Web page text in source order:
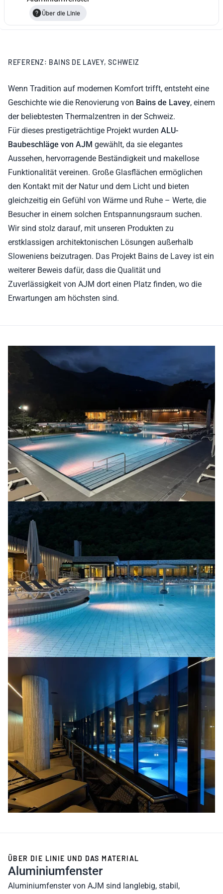
Über die Linie
REFERENZ: BAINS DE LAVEY, SCHWEIZ
Wenn Tradition auf modernen Komfort trifft, entsteht eine
Geschichte wie die Renovierung von Bains de Lavey, einem
der beliebtesten Thermalzentren in der Schweiz.
Für dieses prestigeträchtige Projekt wurden ALU-
Baubeschläge von AJM gewählt, da sie elegantes
Aussehen, hervorragende Beständigkeit und makellose
Funktionalität vereinen. Große Glasflächen ermöglichen
den Kontakt mit der Natur und dem Licht und bieten
gleichzeitig ein Gefühl von Wärme und Ruhe – Werte, die
Besucher in einem solchen Entspannungsraum suchen.
Wir sind stolz darauf, mit unseren Produkten zu
erstklassigen architektonischen Lösungen außerhalb
Sloweniens beizutragen. Das Projekt Bains de Lavey ist ein
weiterer Beweis dafür, dass die Qualität und
Zuverlässigkeit von AJM dort einen Platz finden, wo die
Erwartungen am höchsten sind.
ÜBER DIE LINIE UND DAS MATERIAL
Aluminiumfenster
Aluminiumfenster von AJM sind langlebig, stabil,